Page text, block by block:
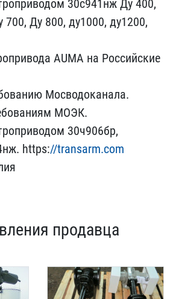
30с941нж Ду 400​,
Ду 800, ду1000, ду1200​,
AUMA на Россий​ские
Мосводокан​ала.
МОЭК.
30ч906бр,​
htt​ps://transarm.com
продавца